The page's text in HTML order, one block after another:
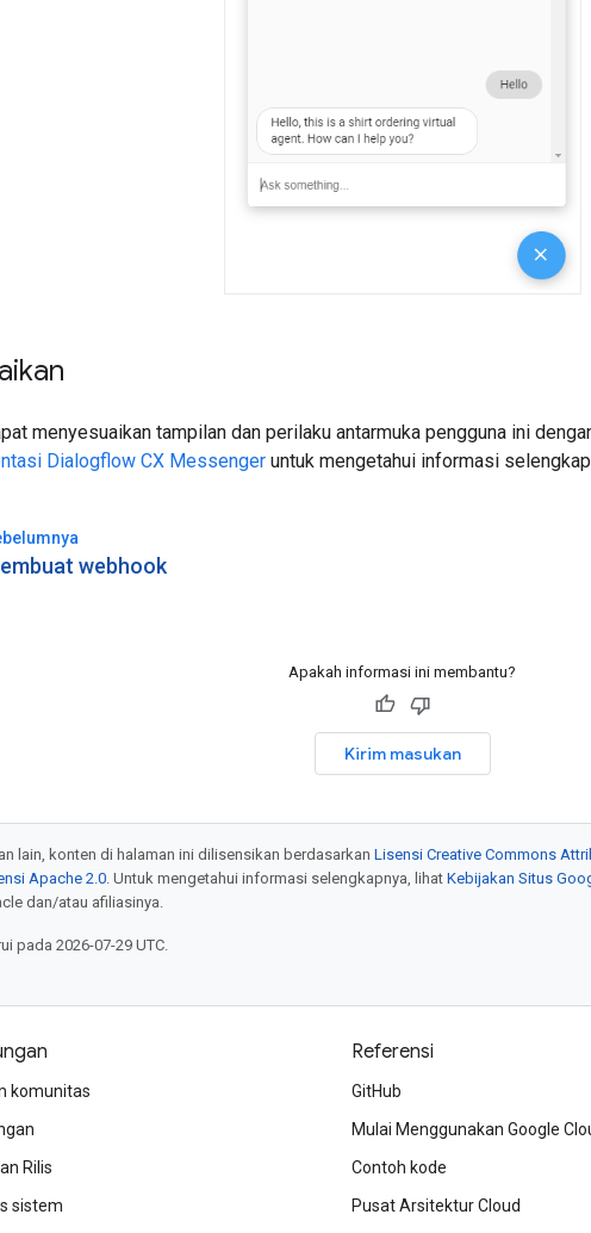
menyesuaikan tampilan dan perilaku antarmuka pengguna ini
Dialogflow CX Messenger untuk mengetahui informasi
webhook
Apakah informasi ini membantu?
Kirim masukan
lain, konten di halaman ini dilisensikan berdasarkan Lisensi Creative Commons
Apache 2.0 . Untuk mengetahui informasi selengkapnya, lihat Kebijakan Situs
dan/atau afiliasinya.
pada 2026-07-29 UTC.
komunitas
Rilis
sistem
Referensi
GitHub
Mulai Menggunakan Google
Contoh kode
Pusat Arsitektur Cloud